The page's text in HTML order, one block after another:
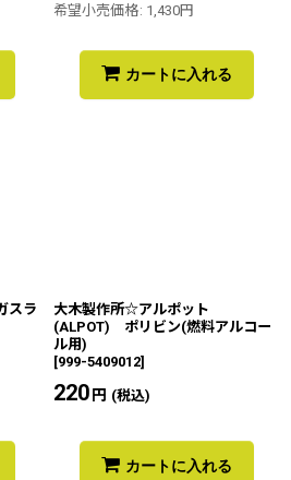
希望小売価格: 1,430円
カートに入れる
スラ
大木製作所☆アルポット
(ALPOT) ポリビン(燃料アルコー
ル用)
[999-5409012]
220円 (税込)
カートに入れる